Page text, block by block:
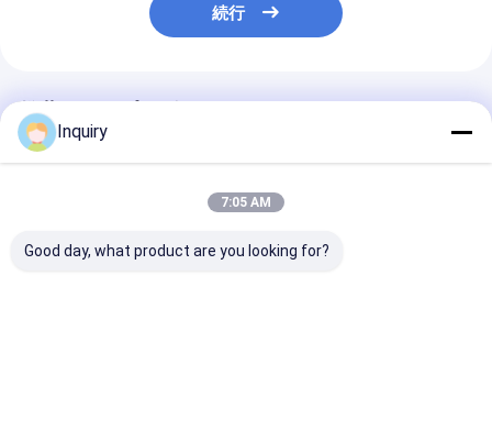
続行
推薦されたプロダクト
Inquiry
7:05 AM
Good day, what product are you looking for?